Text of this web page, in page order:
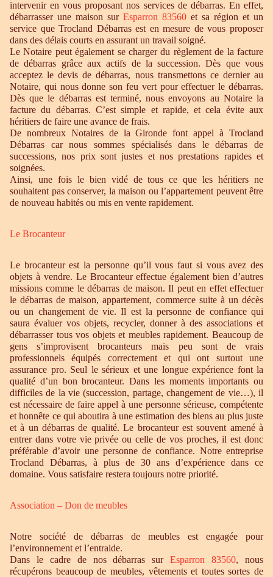
intervenir en vous proposant nos services de débarras. En effet,
débarrasser une maison sur Esparron 83560 et sa région et un
service que Trocland Débarras est en mesure de vous proposer
dans des délais courts en assurant un travail soigné.
Le Notaire peut également se charger du règlement de la facture
de débarras grâce aux actifs de la succession. Dès que vous
acceptez le devis de débarras, nous transmettons ce dernier au
Notaire, qui nous donne son feu vert pour effectuer le débarras.
Dès que le débarras est terminé, nous envoyons au Notaire la
facture du débarras. C’est simple et rapide, et cela évite aux
héritiers de faire une avance de frais.
De nombreux Notaires de la Gironde font appel à Trocland
Débarras car nous sommes spécialisés dans le débarras de
successions, nos prix sont justes et nos prestations rapides et
soignées.
Ainsi, une fois le bien vidé de tous ce que les héritiers ne
souhaitent pas conserver, la maison ou l’appartement peuvent être
de nouveau habités ou mis en vente rapidement.
Le Brocanteur
Le brocanteur est la personne qu’il vous faut si vous avez des
objets à vendre. Le Brocanteur effectue également bien d’autres
missions comme le débarras de maison. Il peut en effet effectuer
le débarras de maison, appartement, commerce suite à un décès
ou un changement de vie. Il est la personne de confiance qui
saura évaluer vos objets, recycler, donner à des associations et
débarrasser tous vos objets et meubles rapidement. Beaucoup de
gens s’improvisent brocanteurs mais peu sont de vrais
professionnels équipés correctement et qui ont surtout une
assurance pro. Seul le sérieux et une longue expérience font la
qualité d’un bon brocanteur. Dans les moments importants ou
difficiles de la vie (succession, partage, changement de vie…), il
est nécessaire de faire appel à une personne sérieuse, compétente
et honnête ce qui aboutira à une estimation des biens au plus juste
et à un débarras de qualité. Le brocanteur est souvent amené à
entrer dans votre vie privée ou celle de vos proches, il est donc
préférable d’avoir une personne de confiance. Notre entreprise
Trocland Débarras, à plus de 30 ans d’expérience dans ce
domaine. Vous satisfaire restera toujours notre priorité.
Association – Don de meubles
Notre société de débarras de meubles est engagée pour
l’environnement et l’entraide.
Dans le cadre de nos débarras surEsparron 83560, nous
récupérons beaucoup de meubles, vêtements et toutes sortes de